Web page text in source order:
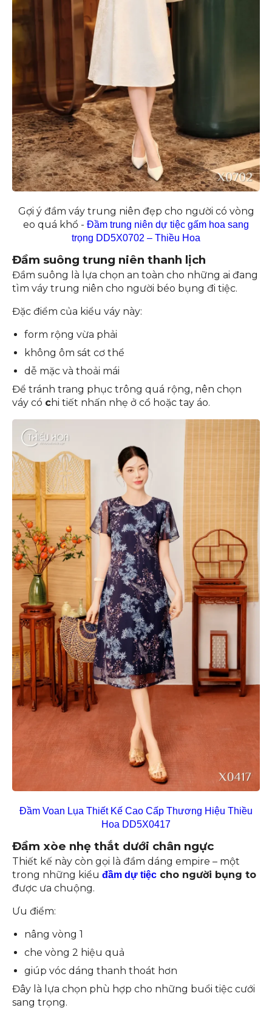
Gợi ý đầm váy trung niên đẹp cho người có vòng
eo quá khổ - Đầm trung niên dự tiệc gấm hoa sang
trọng DD5X0702 – Thiều Hoa
Đầm suông trung niên thanh lịch
Đầm suông là lựa chọn an toàn cho những ai đang
tìm váy trung niên cho người béo bụng đi tiệc.
Đặc điểm của kiểu váy này:
form rộng vừa phải
không ôm sát cơ thể
dễ mặc và thoải mái
Để tránh trang phục trông quá rộng, nên chọn
váy có chi tiết nhấn nhẹ ở cổ hoặc tay áo.
Đầm Voan Lụa Thiết Kế Cao Cấp Thương Hiệu Thiều
Hoa DD5X0417
Đầm xòe nhẹ thắt dưới chân ngực
Thiết kế này còn gọi là đầm dáng empire – một
trong những kiểu đầm dự tiệc cho người bụng to
được ưa chuộng.
Ưu điểm:
nâng vòng 1
che vòng 2 hiệu quả
giúp vóc dáng thanh thoát hơn
Đây là lựa chọn phù hợp cho những buổi tiệc cưới
sang trọng.